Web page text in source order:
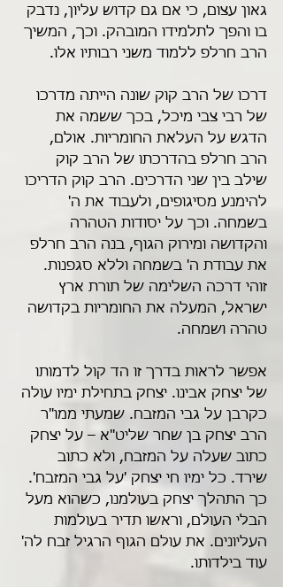
גאון עצום, כי אם גם קדוש עליון, נדבק
בו והפך לתלמידו המובהק. וכך, המשיך
הרב חרלפ ללמוד משני רבותיו אלו.
דרכו של הרב קוק שונה הייתה מדרכו
של רבי צבי מיכל, בכך ששמה את
הדגש על העלאת החומריות. אולם,
הרב חרלפ בהדרכתו של הרב קוק
שילב בין שני הדרכים. הרב קוק הדריכו
להימנע מסיגופים, ולעבוד את ה'
בשמחה. וכך על יסודות הטהרה
והקדושה ומירוק הגוף, בנה הרב חרלפ
את עבודת ה' בשמחה וללא סגפנות.
זוהי דרכה השלימה של תורת ארץ
ישראל, המעלה את החומריות בקדושה
טהרה ושמחה.
אפשר לראות בדרך זו הד קול לדמותו
של יצחק אבינו. יצחק בתחילת ימיו עולה
כקרבן על גבי המזבח. שמעתי ממו"ר
הרב יצחק בן שחר שליט"א – על יצחק
כתוב שעלה על המזבח, ולא כתוב
שירד. כל ימיו חי יצחק 'על גבי המזבח'.
כך התהלך יצחק בעולמנו, כשהוא מעל
הבלי העולם, וראשו תדיר בעולמות
העליונים. את עולם הגוף הרגיל זבח לה'
עוד בילדותו.